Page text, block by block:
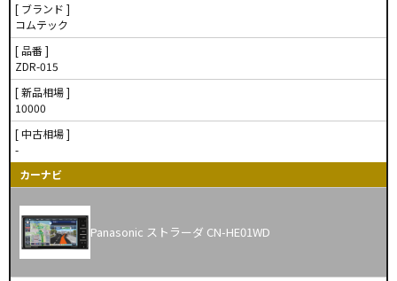
[ ブランド ]
コムテック
[ 品番 ]
ZDR-015
[ 新品相場 ]
10000
[ 中古相場 ]
-
カーナビ
Panasonic ストラーダ CN-HE01WD